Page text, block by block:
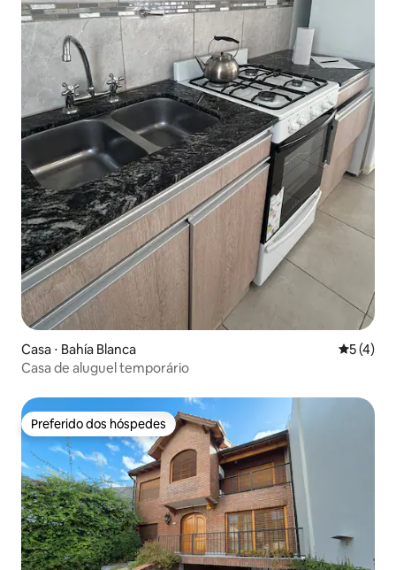
Casa ⋅ Bahía Blanca 5 de
5 (4)
Casa de aluguel temporário
Preferido dos hóspedes
Preferido dos hóspedes